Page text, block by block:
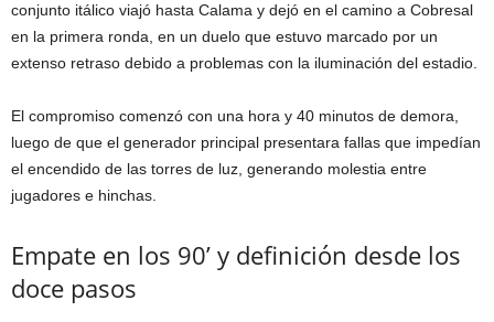
conjunto itálico viajó hasta Calama y dejó en el camino a Cobresal
en la primera ronda, en un duelo que estuvo marcado por un
extenso retraso debido a problemas con la iluminación del estadio.
El compromiso comenzó con una hora y 40 minutos de demora,
luego de que el generador principal presentara fallas que impedían
el encendido de las torres de luz, generando molestia entre
jugadores e hinchas.
Empate en los 90’ y definición desde los
doce pasos